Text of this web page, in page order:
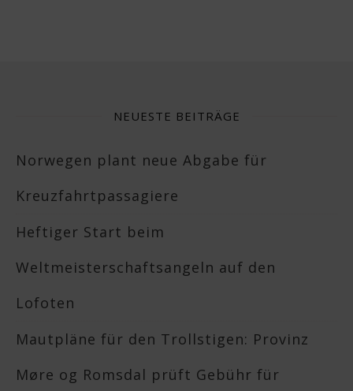
NEUESTE BEITRÄGE
Norwegen plant neue Abgabe für
Kreuzfahrtpassagiere
Heftiger Start beim
Weltmeisterschaftsangeln auf den
Lofoten
Mautpläne für den Trollstigen: Provinz
Møre og Romsdal prüft Gebühr für